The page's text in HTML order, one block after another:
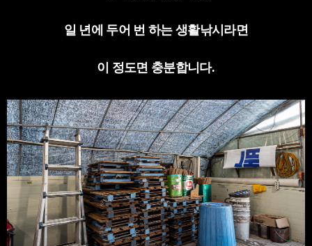
일 년에 두어 번 하는 생활낚시라면
이 정도면 충분합니다.